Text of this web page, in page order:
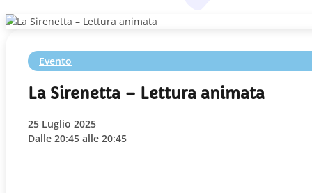
Evento
La Sirenetta – Lettura animata
25 Luglio 2025
Dalle 20:45 alle 20:45